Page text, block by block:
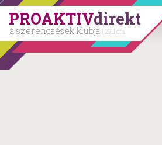
PROAKTIVdirekt
a szerencsések klubja | 2011 óta